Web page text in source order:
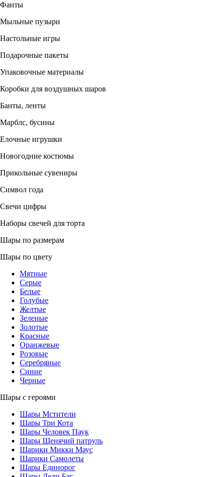
Фанты
Мыльные пузыри
Настольные игры
Подарочные пакеты
Упаковочные материалы
Коробки для воздушных шаров
Банты, ленты
Марблс, бусины
Елочные игрушки
Новогодние костюмы
Прикольные сувениры
Символ года
Свечи цифры
Наборы свечей для торта
Шары по размерам
Шары по цвету
Мятные
Серые
Белые
Голубые
Желтые
Зеленые
Золотые
Красные
Оранжевые
Розовые
Серебряные
Синие
Черные
Шары с героями
Шары Мстители
Шары Три Кота
Шары Человек Паук
Шары Щенячий патруль
Шарики Микки Маус
Шарики Самолеты
Шары Единорог